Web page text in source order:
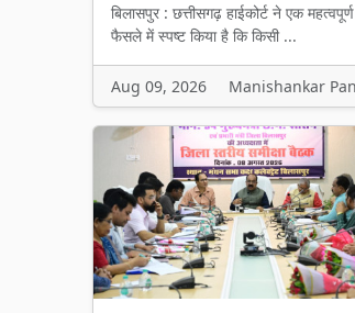
बिलासपुर : छत्तीसगढ़ हाईकोर्ट ने एक महत्वपूर्ण
फैसले में स्पष्ट किया है कि किसी ...
Aug 09, 2026 Manishankar